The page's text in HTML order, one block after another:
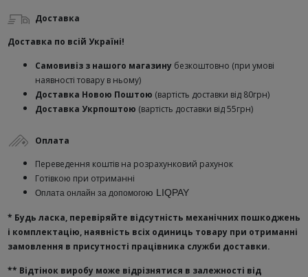
Доставка
Доставка по всій Україні!
Самовивіз з нашого магазину безкоштовно (при умові
наявності товару в ньому)
Доставка Новою Поштою (вартість доставки від 80грн)
Доставка Укрпоштою (вартість доставки від 55грн)
Оплата
Переведення коштів на розрахунковий рахунок
Готівкою при отриманні
Оплата онлайн за допомогою LIQPAY
* Будь ласка, перевіряйте відсутність механічних пошкоджень
і комплектацію, наявність всіх одиниць товару при отриманні
замовлення в присутності працівника служби доставки.
** Відтінок виробу може відрізнятися в залежності від